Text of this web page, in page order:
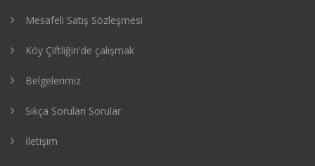
Mesafeli Satış Sözleşmesi
Köy Çiftliğin'de çalışmak
Belgelerimiz
Sıkça Sorulan Sorular
İletişim